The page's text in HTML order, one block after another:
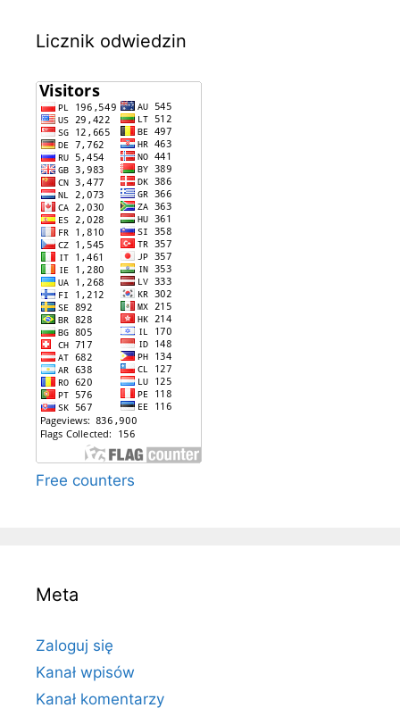
Licznik odwiedzin
Free counters
Meta
Zaloguj się
Kanał wpisów
Kanał komentarzy